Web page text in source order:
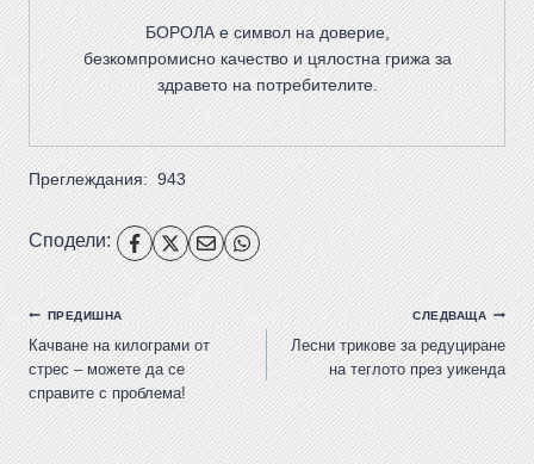
БОРОЛА е символ на доверие,
безкомпромисно качество и цялостна грижа за
здравето на потребителите.
Преглеждания: 943
Сподели:
ПРЕДИШНА
Качване на килограми от
стрес – можете да се
справите с проблема!
СЛЕДВАЩА
Лесни трикове за редуциране
на теглото през уикенда